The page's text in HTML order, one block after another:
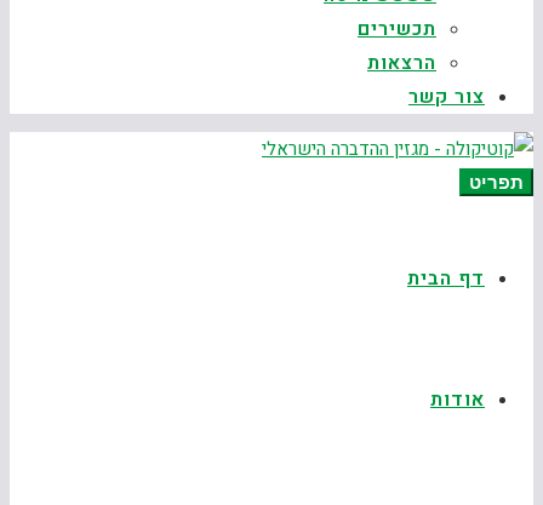
תכשירים
הרצאות
צור קשר
תפריט
דף הבית
אודות